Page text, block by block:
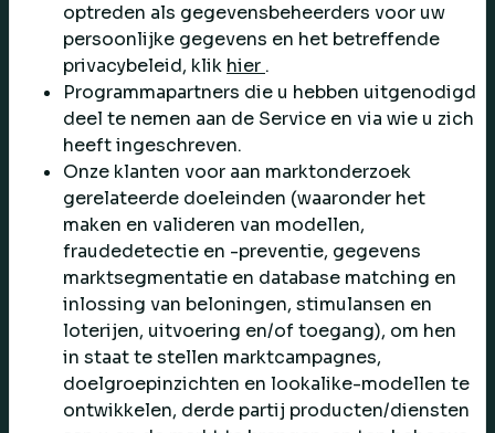
optreden als gegevensbeheerders voor uw
persoonlijke gegevens en het betreffende
privacybeleid, klik hier .
Programmapartners die u hebben uitgenodigd
deel te nemen aan de Service en via wie u zich
heeft ingeschreven.
Onze klanten voor aan marktonderzoek
gerelateerde doeleinden (waaronder het
maken en valideren van modellen,
fraudedetectie en -preventie, gegevens
marktsegmentatie en database matching en
inlossing van beloningen, stimulansen en
loterijen, uitvoering en/of toegang), om hen
in staat te stellen marktcampagnes,
doelgroepinzichten en lookalike-modellen te
ontwikkelen, derde partij producten/diensten